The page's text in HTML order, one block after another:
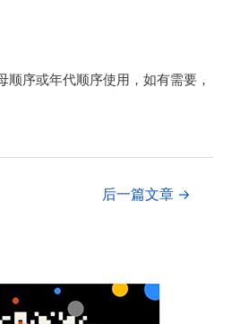
顺序或年代顺序使用，如有需要，
后一篇文章 →